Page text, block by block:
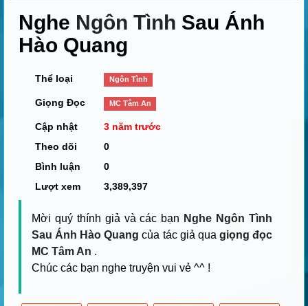
Nghe Ngôn Tình Sau Ánh
Hào Quang
Thể loại Ngôn Tình
Giọng Đọc MC Tâm An
Cập nhật
3 năm trước
Theo dõi
0
Bình luận
0
Lượt xem
3,389,397
Mời quý thính giả và các bạn Nghe Ngôn Tình
Sau Ánh Hào Quang của tác giả qua giọng đọc
MC Tâm An .
Chúc các bạn nghe truyện vui vẻ ^^ !